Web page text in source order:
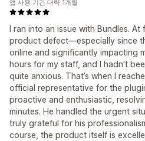
I ran into an issue with Bundles.
product defect—especially since
online and significantly impacting
hours for my staff, and I hadn't
quite anxious. That’s when I
official representative for the
proactive and enthusiastic,
minutes. He handled the urgent
truly grateful for his
course, the product itself is
앱 사용 기간 대략 1개월